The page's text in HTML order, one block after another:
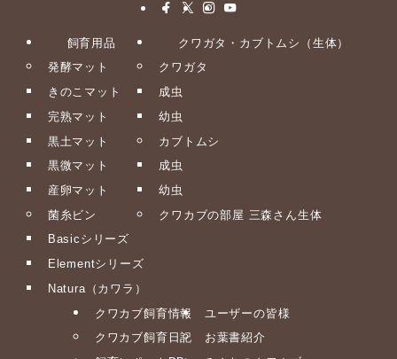
飼育用品
発酵マット
きのこマット
完熟マット
黒土マット
黒微マット
産卵マット
菌糸ビン
Basicシリーズ
Elementシリーズ
Natura（カワラ）
クワガタ・カブトムシ（生体）
クワガタ
成虫
幼虫
カブトムシ
成虫
幼虫
クワカブの部屋 三森さん生体
クワカブ飼育情報
クワカブ飼育日記
ユーザーの皆様
お葉書紹介